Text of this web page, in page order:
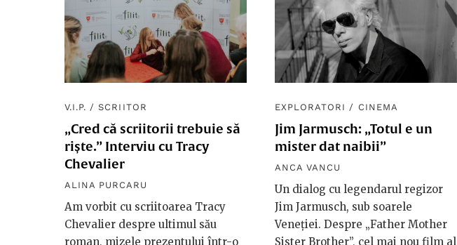
V.I.P. /SCRIITOR
„Cred că scriitorii trebuie să
riște.” Interviu cu Tracy
Chevalier
ALINA PURCARU
Am vorbit cu scriitoarea Tracy
Chevalier despre ultimul său
roman, mizele prezentului într-o
EXPLORATORI / CINEMA
Jim Jarmusch: „Totul e un
mister dat naibii”
ANCA VANCU
Un dialog cu legendarul regizor
Jim Jarmusch, sub soarele
Veneției. Despre „Father Mother
Sister Brother”, cel mai nou film al